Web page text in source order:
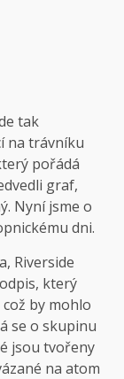
tak
na trávníku
pořádá
graf,
Nyní jsme o
dni.
Riverside
který
by mohlo
se o skupinu
jsou tvořeny
na atom